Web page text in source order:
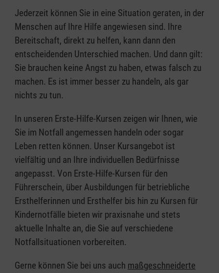
Jederzeit können Sie in eine Situation geraten, in der
Menschen auf Ihre Hilfe angewiesen sind. Ihre
Bereitschaft, direkt zu helfen, kann dann den
entscheidenden Unterschied machen. Und dann gilt:
Sie brauchen keine Angst zu haben, etwas falsch zu
machen. Es ist immer besser zu handeln, als gar
nichts zu tun.
In unseren Erste-Hilfe-Kursen zeigen wir Ihnen, wie
Sie im Notfall angemessen handeln oder sogar
Leben retten können. Unser Kursangebot ist
vielfältig und an Ihre individuellen Bedürfnisse
angepasst. Von Erste-Hilfe-Kursen für den
Führerschein, über Ausbildungen für betriebliche
Ersthelferinnen und Ersthelfer bis hin zu Kursen für
Kindernotfälle bieten wir praxisnahe und stets
aktuelle Inhalte an, die Sie auf verschiedene
Notfallsituationen vorbereiten.
Gerne können Sie bei uns auch maßgeschneiderte